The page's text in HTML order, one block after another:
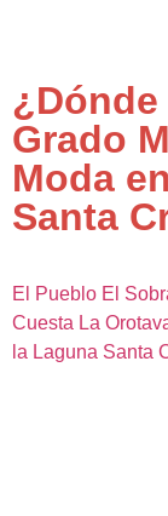
Grado
Moda
Santa
El Pueblo El
Cuesta La
la Laguna Santa